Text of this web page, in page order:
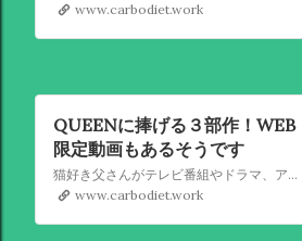
www.carbodiet.work
QUEENに捧げる３部作！WEB
限定動画もあるそうです
猫好き父さんがテレビ番組やドラマ、アニメ、特撮ヒーロー,そしてダイエットについて書いたブログです。
www.carbodiet.work